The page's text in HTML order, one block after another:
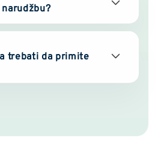
trebati da primite